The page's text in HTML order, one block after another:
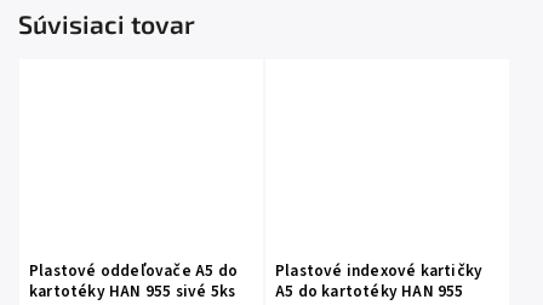
Súvisiaci tovar
Plastové oddeľovače A5 do
kartotéky HAN 955 sivé 5ks
Plastové indexové kartičky
A5 do kartotéky HAN 955